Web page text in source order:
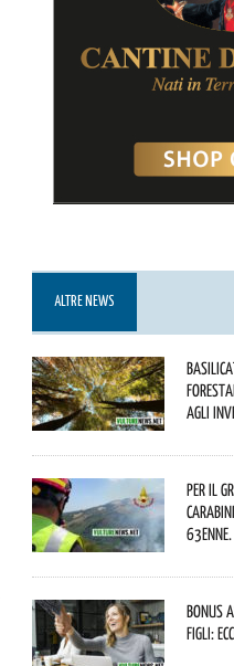
ALTRE NEWS
agli
Per il
Bonus
figli: